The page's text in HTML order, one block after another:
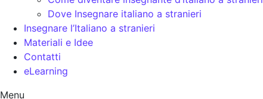
Dove Insegnare italiano a stranieri
Insegnare l’Italiano a stranieri
Materiali e Idee
Contatti
eLearning
Menu